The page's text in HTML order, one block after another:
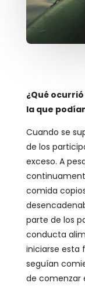
¿Qué
la que
Cuando se
de los
exceso. A
comida
parte de los
conducta
iniciarse esta
seguían
de comenzar